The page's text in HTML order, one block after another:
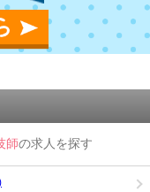
師の求人を探す